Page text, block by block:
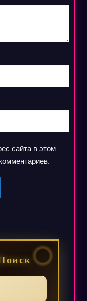
сайта в этом